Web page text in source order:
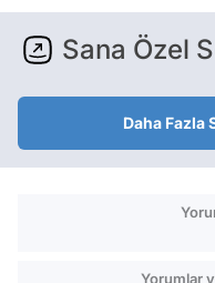
Sana Özel
Daha Fazla
Yorumlar